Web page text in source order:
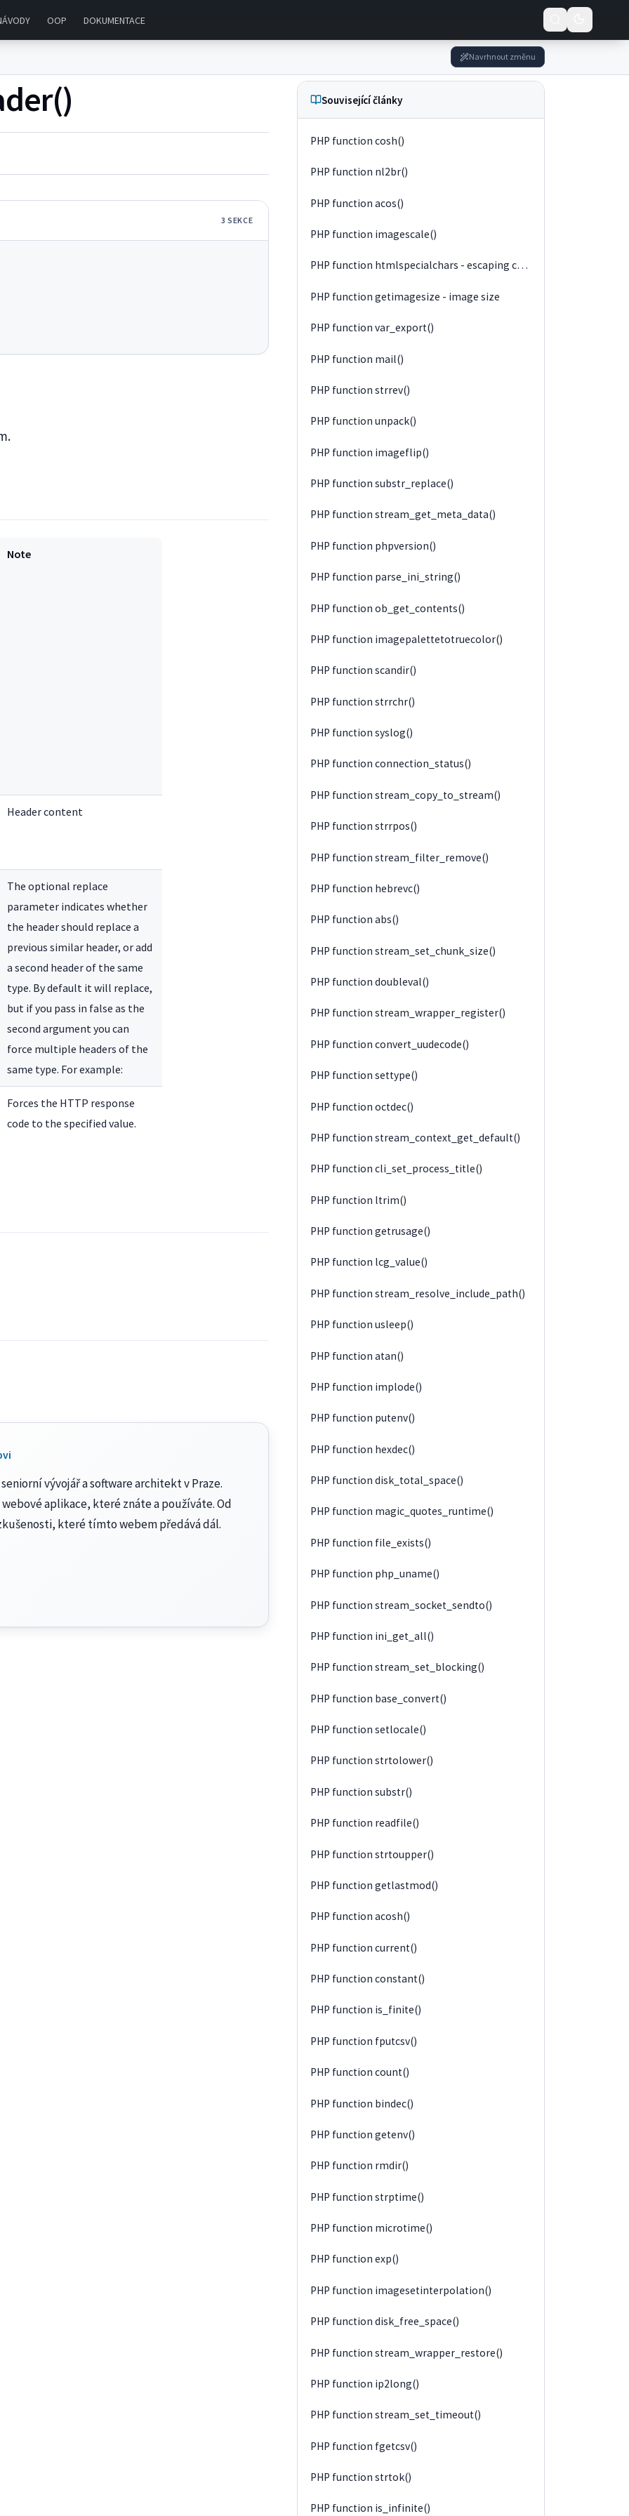
OOP DOKUMENTACE
Navrhnout změnu
3 SEKCE
Note
Header content
The optional replace
parameter indicates whether
the header should replace a
previous similar header, or add
a second header of the same
type. By default it will replace,
but if you pass in false as the
second argument you can
force multiple headers of the
same type. For example:
Forces the HTTP response
code to the specified value.
vývojář a software architekt v Praze.
aplikace, které znáte a používáte. Od
které tímto webem předává dál.
Související články
PHP function cosh()
PHP function nl2br()
PHP function acos()
PHP function imagescale()
PHP function htmlspecialchars - escaping characters
PHP function getimagesize - image size
PHP function var_export()
PHP function mail()
PHP function strrev()
PHP function unpack()
PHP function imageflip()
PHP function substr_replace()
PHP function stream_get_meta_data()
PHP function phpversion()
PHP function parse_ini_string()
PHP function ob_get_contents()
PHP function imagepalettetotruecolor()
PHP function scandir()
PHP function strrchr()
PHP function syslog()
PHP function connection_status()
PHP function stream_copy_to_stream()
PHP function strrpos()
PHP function stream_filter_remove()
PHP function hebrevc()
PHP function abs()
PHP function stream_set_chunk_size()
PHP function doubleval()
PHP function stream_wrapper_register()
PHP function convert_uudecode()
PHP function settype()
PHP function octdec()
PHP function stream_context_get_default()
PHP function cli_set_process_title()
PHP function ltrim()
PHP function getrusage()
PHP function lcg_value()
PHP function stream_resolve_include_path()
PHP function usleep()
PHP function atan()
PHP function implode()
PHP function putenv()
PHP function hexdec()
PHP function disk_total_space()
PHP function magic_quotes_runtime()
PHP function file_exists()
PHP function php_uname()
PHP function stream_socket_sendto()
PHP function ini_get_all()
PHP function stream_set_blocking()
PHP function base_convert()
PHP function setlocale()
PHP function strtolower()
PHP function substr()
PHP function readfile()
PHP function strtoupper()
PHP function getlastmod()
PHP function acosh()
PHP function current()
PHP function constant()
PHP function is_finite()
PHP function fputcsv()
PHP function count()
PHP function bindec()
PHP function getenv()
PHP function rmdir()
PHP function strptime()
PHP function microtime()
PHP function exp()
PHP function imagesetinterpolation()
PHP function disk_free_space()
PHP function stream_wrapper_restore()
PHP function ip2long()
PHP function stream_set_timeout()
PHP function fgetcsv()
PHP function strtok()
PHP function is_infinite()